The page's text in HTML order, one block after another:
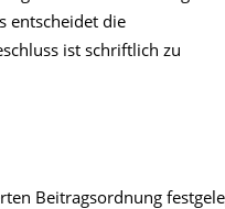
entscheidet die
ist schriftlich zu
Beitragsordnung